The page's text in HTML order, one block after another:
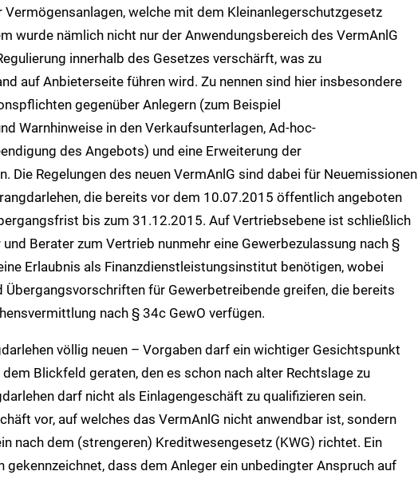
Vermögensanlagen, welche mit dem Kleinanlegerschutzgesetz
wurde nämlich nicht nur der Anwendungsbereich des VermAnlG
innerhalb des Gesetzes verschärft, was zu
auf Anbieterseite führen wird. Zu nennen sind hier insbesondere
gegenüber Anlegern (zum Beispiel
Warnhinweise in den Verkaufsunterlagen, Ad-hoc-
des Angebots) und eine Erweiterung der
Die Regelungen des neuen VermAnlG sind dabei für Neuemissionen
die bereits vor dem 10.07.2015 öffentlich angeboten
bis zum 31.12.2015. Auf Vertriebsebene ist schließlich
Berater zum Vertrieb nunmehr eine Gewerbezulassung nach §
Erlaubnis als Finanzdienstleistungsinstitut benötigen, wobei
Übergangsvorschriften für Gewerbetreibende greifen, die bereits
nach § 34c GewO verfügen.
völlig neuen – Vorgaben darf ein wichtiger Gesichtspunkt
Blickfeld geraten, den es schon nach alter Rechtslage zu
darf nicht als Einlagengeschäft zu qualifizieren sein.
vor, auf welches das VermAnlG nicht anwendbar ist, sondern
nach dem (strengeren) Kreditwesengesetz (KWG) richtet. Ein
dass dem Anleger ein unbedingter Anspruch auf